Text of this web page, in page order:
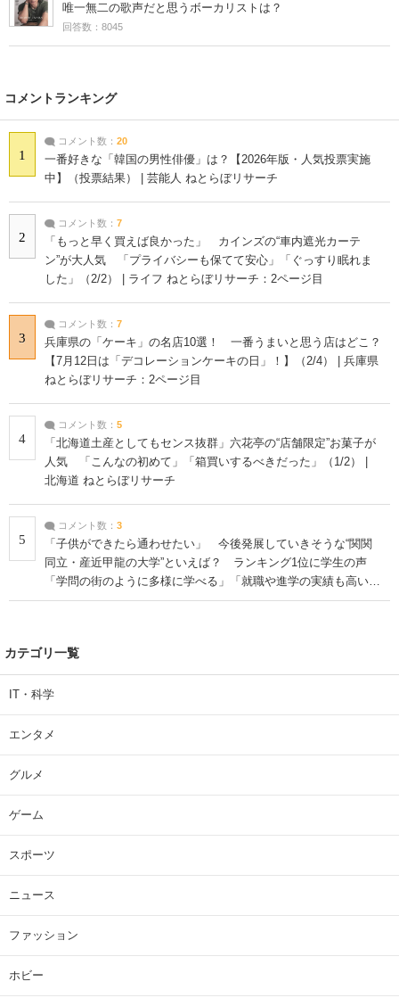
唯一無二の歌声だと思うボーカリストは？
回答数：8045
コメントランキング
1
コメント数： 20
一番好きな「韓国の男性俳優」は？【2026年版・人気投票実施
中】（投票結果） | 芸能人 ねとらぼリサーチ
2
コメント数： 7
「もっと早く買えば良かった」 カインズの“車内遮光カーテ
ン”が大人気 「プライバシーも保てて安心」「ぐっすり眠れま
した」（2/2） | ライフ ねとらぼリサーチ：2ページ目
3
コメント数： 7
兵庫県の「ケーキ」の名店10選！ 一番うまいと思う店はどこ？
【7月12日は「デコレーションケーキの日」！】（2/4） | 兵庫県
ねとらぼリサーチ：2ページ目
4
コメント数： 5
「北海道土産としてもセンス抜群」六花亭の“店舗限定”お菓子が
人気 「こんなの初めて」「箱買いするべきだった」（1/2） |
北海道 ねとらぼリサーチ
5
コメント数： 3
「子供ができたら通わせたい」 今後発展していきそうな“関関
同立・産近甲龍の大学”といえば？ ランキング1位に学生の声
「学問の街のように多様に学べる」「就職や進学の実績も高い」
| 大学 ねとらぼリサーチ
カテゴリ一覧
IT・科学
エンタメ
グルメ
ゲーム
スポーツ
ニュース
ファッション
ホビー